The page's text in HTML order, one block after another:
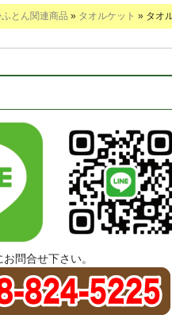
とん関連商品 » タオルケット » タオ
問合せ下さい。